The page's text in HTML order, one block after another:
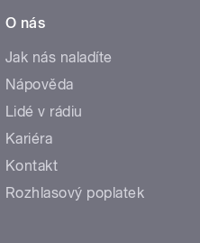
O nás
Jak nás naladíte
Nápověda
Lidé v rádiu
Kariéra
Kontakt
Rozhlasový poplatek